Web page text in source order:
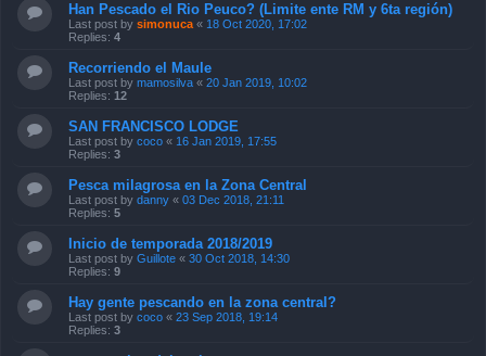
Han Pescado el Rio Peuco? (Limite ente RM y 6ta región)
Last post by simonuca « 18 Oct 2020, 17:02
Replies: 4
Recorriendo el Maule
Last post by mamosilva « 20 Jan 2019, 10:02
Replies: 12
SAN FRANCISCO LODGE
Last post by coco « 16 Jan 2019, 17:55
Replies: 3
Pesca milagrosa en la Zona Central
Last post by danny « 03 Dec 2018, 21:11
Replies: 5
Inicio de temporada 2018/2019
Last post by Guillote « 30 Oct 2018, 14:30
Replies: 9
Hay gente pescando en la zona central?
Last post by coco « 23 Sep 2018, 19:14
Replies: 3